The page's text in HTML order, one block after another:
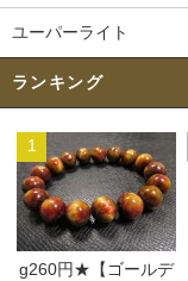
ユーパーライト
ランキング
1
g260円★【ゴールデ